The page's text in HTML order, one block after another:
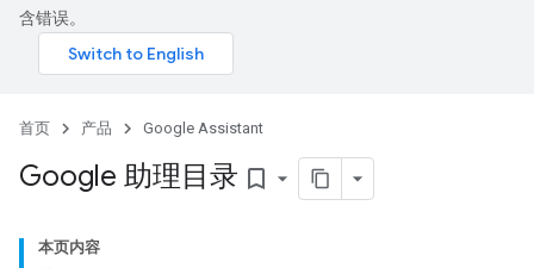
含错误。
首页 产品 Google Assistant
Google 助理目录 bookmark_border
本页内容